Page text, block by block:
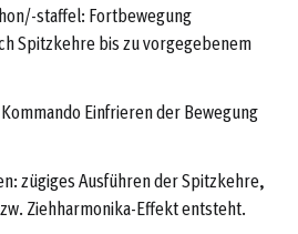
staffel: Fortbewegung
Spitzkehre bis zu vorgegebenem
Einfrieren der Bewegung
zügiges Ausführen der Spitzkehre,
Ziehharmonika-Effekt entsteht.